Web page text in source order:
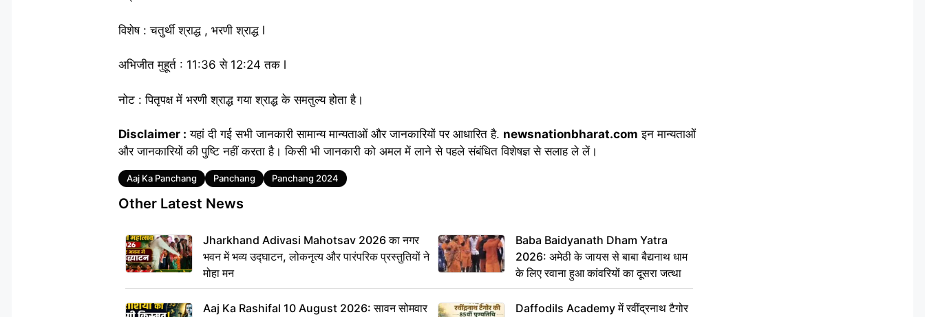
विशेष : चतुर्थी श्राद्ध , भरणी श्राद्ध l
अभिजीत मुहूर्त : 11:36 से 12:24 तक l
नोट : पितृपक्ष में भरणी श्राद्ध गया श्राद्ध के समतुल्य होता है।
Disclaimer : यहां दी गई सभी जानकारी सामान्य मान्यताओं और जानकारियों पर आधारित है. newsnationbharat.com इन मान्यताओं
और जानकारियों की पुष्टि नहीं करता है। किसी भी जानकारी को अमल में लाने से पहले संबंधित विशेषज्ञ से सलाह ले लें।
Tags
Aaj Ka Panchang Panchang Panchang 2024
Other Latest News
Jharkhand Adivasi Mahotsav 2026 का नगर
भवन में भव्य उद्घाटन, लोकनृत्य और पारंपरिक प्रस्तुतियों ने
मोहा मन
Aaj Ka Rashifal 10 August 2026: सावन सोमवार
Baba Baidyanath Dham Yatra
2026: अमेठी के जायस से बाबा बैद्यनाथ धाम
के लिए रवाना हुआ कांवरियों का दूसरा जत्था
Daffodils Academy में रवींद्रनाथ टैगोर